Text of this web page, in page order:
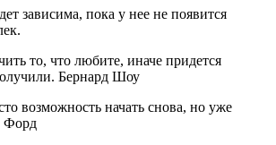
зависима, пока у нее не появится
то, что любите, иначе придется
Бернард Шоу
возможность начать снова, но уже
Форд